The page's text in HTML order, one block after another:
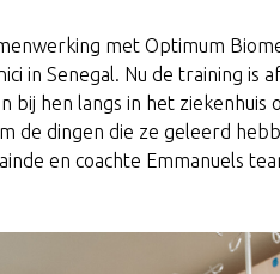
met Optimum
in Senegal. Nu de training is
bij hen langs in het
de dingen die ze geleerd
en coachte Emmanuels